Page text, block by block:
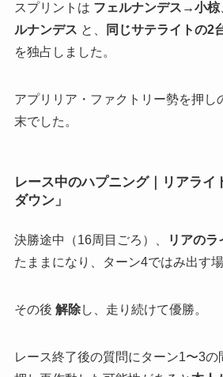
スプリントは フェルナンデス→小椋
ルナンデス と、
同じサテライトの2
を独占しました。
アプリリア・ファクトリー勢を押し
末でした。
レース中のハプニング｜リアライ
ダウン」
決勝途中（16周目ごろ）、 リアのラ
たままになり、ターン4ではみ出す
その後 解除し、走り続けて優勝。
レース終了後の質問にターン1〜3の